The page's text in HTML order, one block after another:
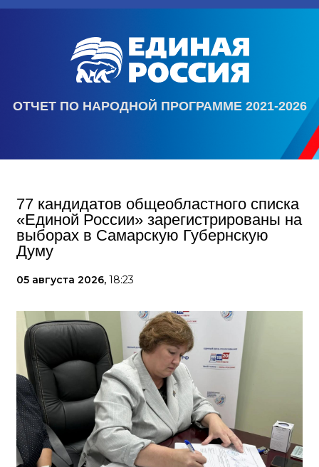
ОТЧЕТ ПО НАРОДНОЙ ПРОГРАММЕ 2021-2026
77 кандидатов общеобластного списка
«Единой России» зарегистрированы на
выборах в Самарскую Губернскую
Думу
05 августа 2026, 18:23